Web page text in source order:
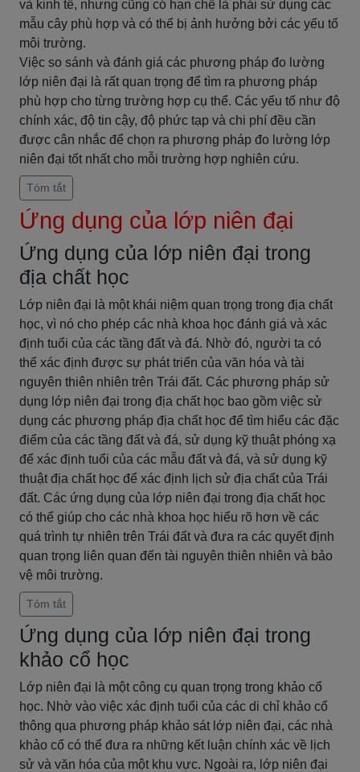
và kinh tế, nhưng cũng có hạn chế là phải sử dụng các
mẫu cây phù hợp và có thể bị ảnh hưởng bởi các yếu tố
môi trường.
Việc so sánh và đánh giá các phương pháp đo lường
lớp niên đại là rất quan trọng để tìm ra phương pháp
phù hợp cho từng trường hợp cụ thể. Các yếu tố như độ
chính xác, độ tin cậy, độ phức tạp và chi phí đều cần
được cân nhắc để chọn ra phương pháp đo lường lớp
niên đại tốt nhất cho mỗi trường hợp nghiên cứu.
Tóm tắt
Ứng dụng của lớp niên đại
Ứng dụng của lớp niên đại trong
địa chất học
Lớp niên đại là một khái niệm quan trọng trong địa chất
học, vì nó cho phép các nhà khoa học đánh giá và xác
định tuổi của các tầng đất và đá. Nhờ đó, người ta có
thể xác định được sự phát triển của văn hóa và tài
nguyên thiên nhiên trên Trái đất. Các phương pháp sử
dụng lớp niên đại trong địa chất học bao gồm việc sử
dụng các phương pháp địa chất học để tìm hiểu các đặc
điểm của các tầng đất và đá, sử dụng kỹ thuật phóng xạ
để xác định tuổi của các mẫu đất và đá, và sử dụng kỹ
thuật địa chất học để xác định lịch sử địa chất của Trái
đất. Các ứng dụng của lớp niên đại trong địa chất học
có thể giúp cho các nhà khoa học hiểu rõ hơn về các
quá trình tự nhiên trên Trái đất và đưa ra các quyết định
quan trọng liên quan đến tài nguyên thiên nhiên và bảo
vệ môi trường.
Tóm tắt
Ứng dụng của lớp niên đại trong
khảo cổ học
Lớp niên đại là một công cụ quan trọng trong khảo cổ
học. Nhờ vào việc xác định tuổi của các di chỉ khảo cổ
thông qua phương pháp khảo sát lớp niên đại, các nhà
khảo cổ có thể đưa ra những kết luận chính xác về lịch
sử và văn hóa của một khu vực. Ngoài ra, lớp niên đại